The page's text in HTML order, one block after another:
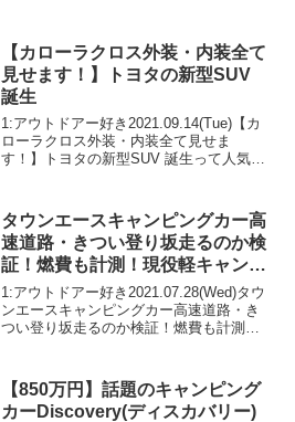
ー好き2020.04.04(Sat)この...
【カローラクロス外装・内装全て
見せます！】トヨタの新型SUV
誕生
1:アウトドアー好き2021.09.14(Tue)【カ
ローラクロス外装・内装全て見せま
す！】トヨタの新型SUV 誕生って人気で
注目です！3:アウトドア...
タウンエースキャンピングカー高
速道路・きつい登り坂走るのか検
証！燃費も計測！現役軽キャンオ
ーナーが行く2泊3日実践車中泊旅
【カロビー】
1:アウトドアー好き2021.07.28(Wed)タウ
ンエースキャンピングカー高速道路・き
つい登り坂走るのか検証！燃費も計測！
しいぞ、見逃さないで！！2:アウトドア
ー...
【850万円】話題のキャンピング
カーDiscovery(ディスカバリー)